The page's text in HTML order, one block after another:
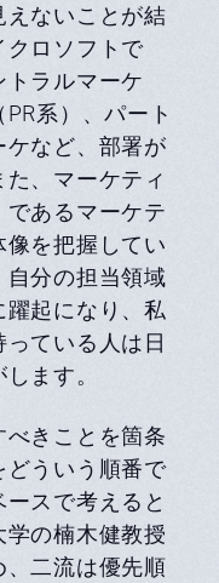
ないことが結
クロソフトで
ラルマーケ
系）、パート
など、部署が
、マーケティ
あるマーケテ
像を把握してい
分の担当領域
起になり、私
ている⼈は⽇
ます。
きことを箇条
ういう順番で
スで考えると
の楠⽊健教授
、⼆流は優先順